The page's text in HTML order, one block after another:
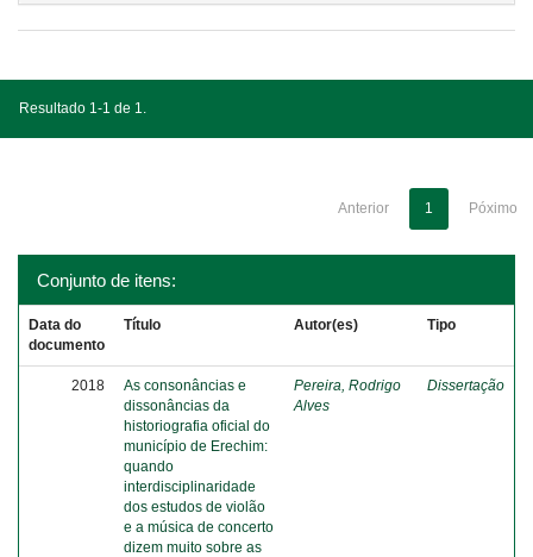
Resultado 1-1 de 1.
Anterior 1 Póximo
Conjunto de itens:
Data do
documento
Título Autor(es) Tipo
2018
As consonâncias e
dissonâncias da
historiografia oficial do
município de Erechim:
quando
interdisciplinaridade
dos estudos de violão
e a música de concerto
dizem muito sobre as
Pereira, Rodrigo
Alves
Dissertação